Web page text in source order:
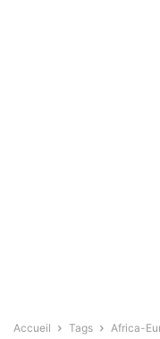
Accueil Tags Africa-